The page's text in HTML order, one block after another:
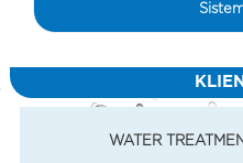
WATER